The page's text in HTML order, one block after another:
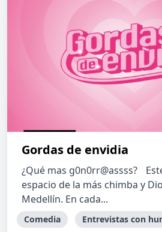
Gordas de envidia
¿Qué mas g0n0rr@assss?
espacio de la más chimba y
Medellín. En cada...
Comedia Entrevistas con